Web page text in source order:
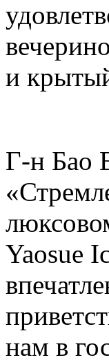
и
Г-н Бао
Yaosue
нам в